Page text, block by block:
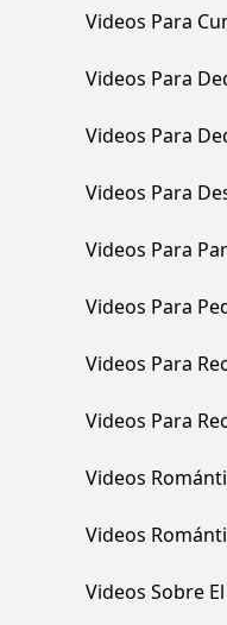
Videos Para
Videos Para
Videos Para
Videos Para
Videos Para
Videos Para
Videos Para
Videos Para
Videos
Videos
Videos Sobre